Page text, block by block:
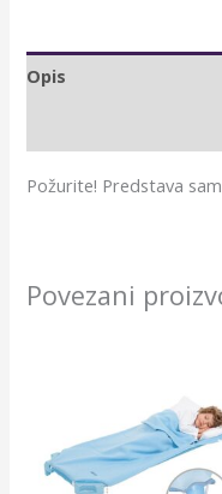
Opis
Požurite! Predstava
Povezani